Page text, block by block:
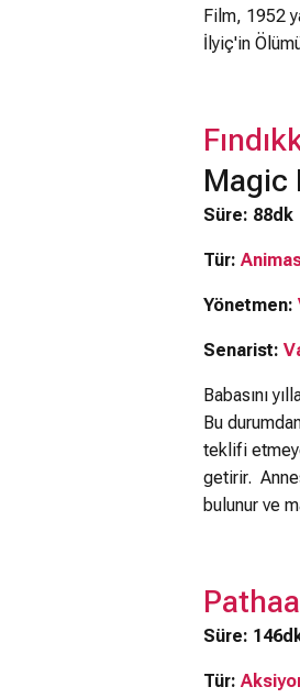
Film, 1952
İlyiç'in
Magic
Süre: 88dk
Tür:
Yönetmen:
Senarist:
Babasını
Bu
teklifi
getirir.
bulunur ve
Süre:
Tür: